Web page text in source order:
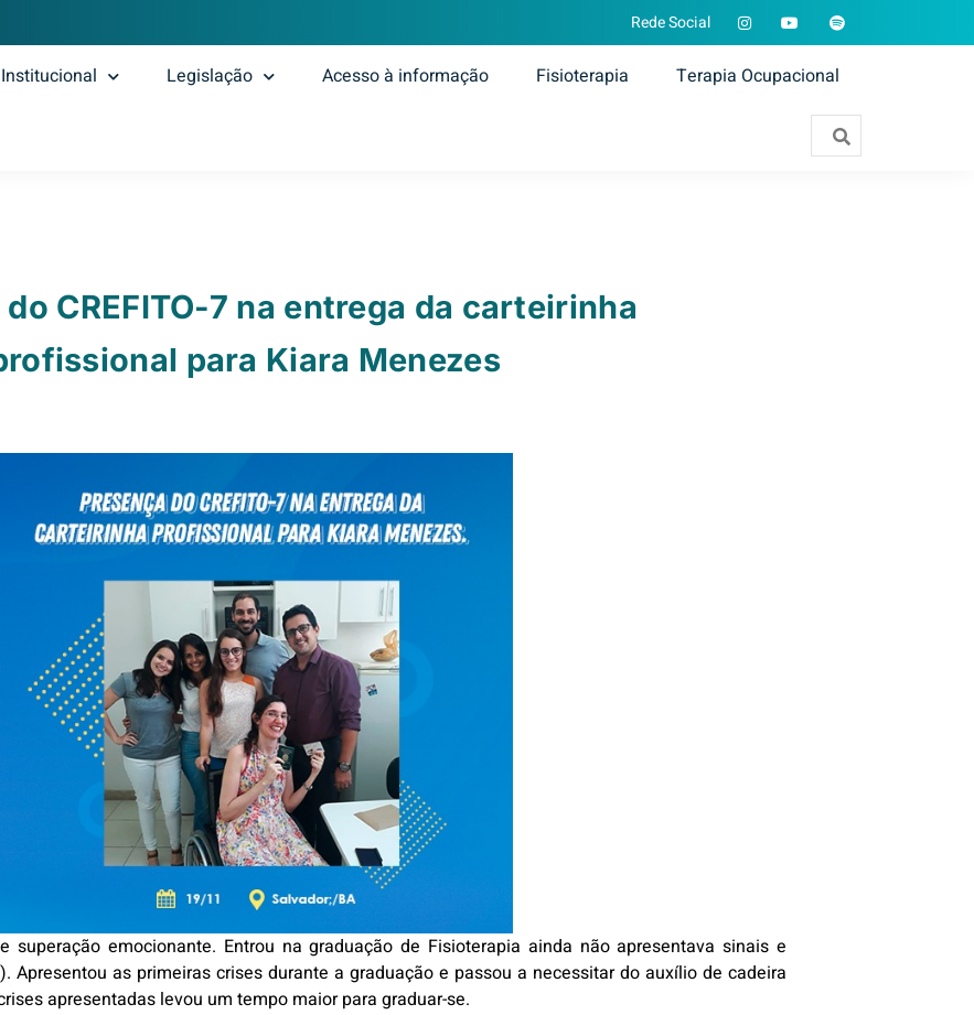
Rede Social
Institucional Legislação Acesso à informação Fisioterapia Terapia Ocupacional
CREFITO-7 na entrega da carteirinha
para Kiara Menezes
superação emocionante. Entrou na graduação de Fisioterapia ainda não apresentava sinais e
Apresentou as primeiras crises durante a graduação e passou a necessitar do auxílio de cadeira
apresentadas levou um tempo maior para graduar-se.